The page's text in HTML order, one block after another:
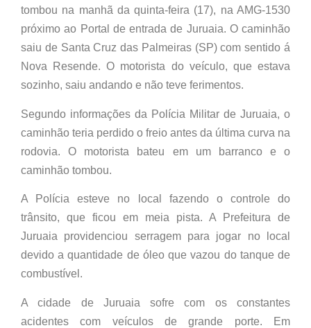
tombou na manhã da quinta-feira (17), na AMG-1530
próximo ao Portal de entrada de Juruaia. O caminhão
saiu de Santa Cruz das Palmeiras (SP) com sentido á
Nova Resende. O motorista do veículo, que estava
sozinho, saiu andando e não teve ferimentos.
Segundo informações da Polícia Militar de Juruaia, o
caminhão teria perdido o freio antes da última curva na
rodovia. O motorista bateu em um barranco e o
caminhão tombou.
A Polícia esteve no local fazendo o controle do
trânsito, que ficou em meia pista. A Prefeitura de
Juruaia providenciou serragem para jogar no local
devido a quantidade de óleo que vazou do tanque de
combustível.
A cidade de Juruaia sofre com os constantes
acidentes com veículos de grande porte. Em